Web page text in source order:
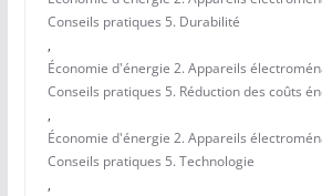
Conseils pratiques 5. Durabilité
,
Économie d'énergie 2. Appareils
Conseils pratiques 5. Réduction des coûts
,
Économie d'énergie 2. Appareils
Conseils pratiques 5. Technologie
,